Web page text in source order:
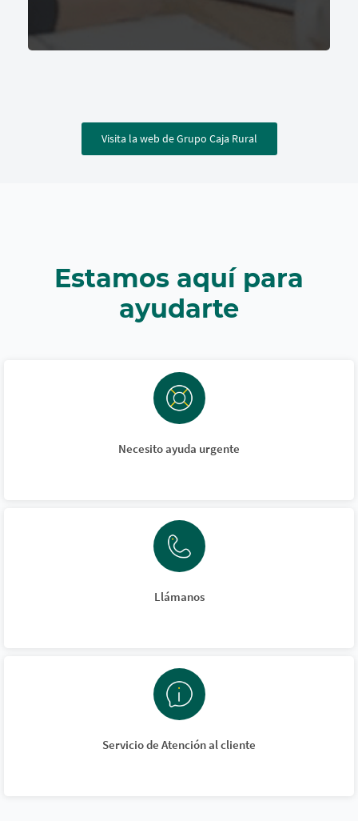
Visita la web de Grupo Caja Rural
Estamos aquí para
ayudarte
Necesito ayuda urgente
Llámanos
Servicio de Atención al cliente